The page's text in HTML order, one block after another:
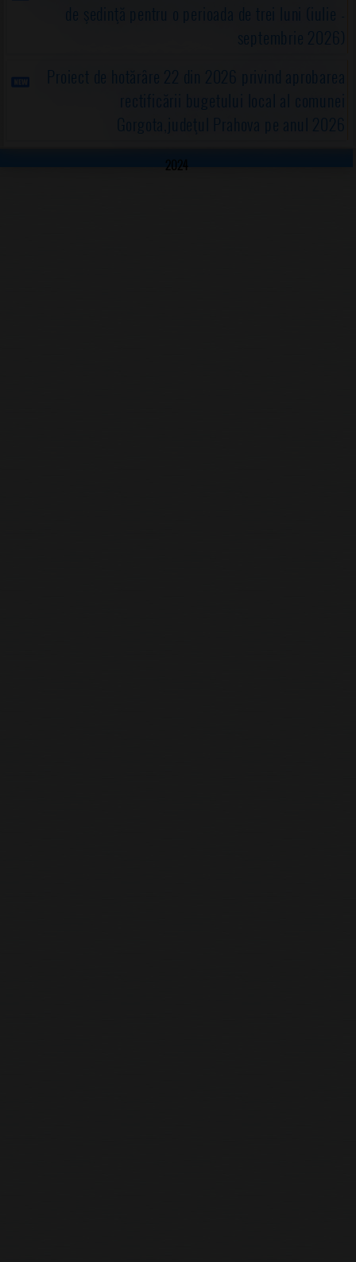
de şedinţă pentru o perioada de trei luni (iulie -
septembrie 2026)
Proiect de hotărâre 22 din 2026 privind aprobarea
rectificării bugetului local al comunei
Gorgota,judeţul Prahova pe anul 2026
2024